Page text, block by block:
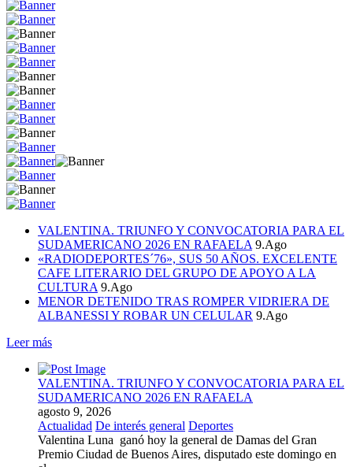
VALENTINA. TRIUNFO Y CONVOCATORIA PARA EL
SUDAMERICANO 2026 EN RAFAELA 9.Ago
«RADIODEPORTES´76», SUS 50 AÑOS. EXCELENTE
CAFE LITERARIO DEL GRUPO DE APOYO A LA
CULTURA 9.Ago
MENOR DETENIDO TRAS ROMPER VIDRIERA DE
ALBANESSI Y ROBAR UN CELULAR 9.Ago
Leer más
VALENTINA. TRIUNFO Y CONVOCATORIA PARA EL
SUDAMERICANO 2026 EN RAFAELA
agosto 9, 2026
Actualidad De interés general Deportes
Valentina Luna ganó hoy la general de Damas del Gran
Premio Ciudad de Buenos Aires, disputado este domingo en